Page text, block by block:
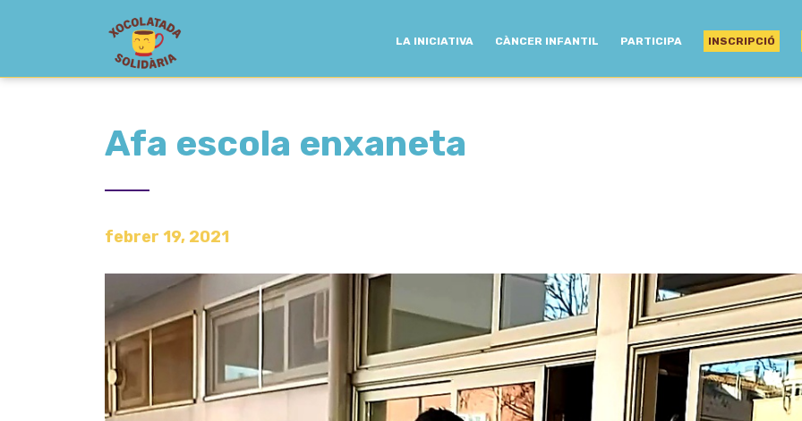
LA INICIATIVA CÀNCER INFANTIL PARTICIPA INSCRIPCIÓ
Afa escola enxaneta
febrer 19, 2021